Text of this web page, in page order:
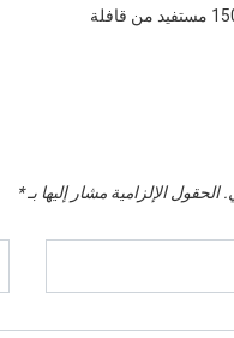
تازة.. حوالي 1500 مستفيد من قافلة
الحقول الإلزامية مشار إليها بـ*